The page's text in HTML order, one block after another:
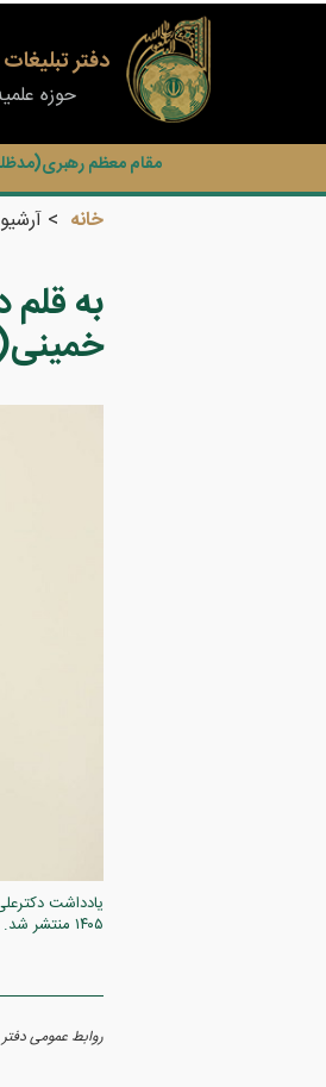
دفتر
حوزه
مقام معظم
خانه
به قلم
یادداشت
۱۴۰۵ منتشر شد.
روابط عمومی دفتر